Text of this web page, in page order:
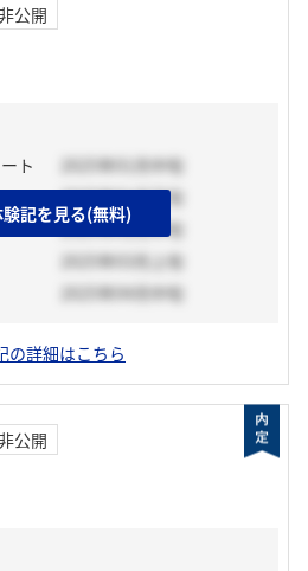
公開
ト
2025年01月中旬
2025年01月下旬
2025年02月中旬
2025年03月上旬
2025年04月中旬
の詳細はこちら
記を見る(無料)
公開